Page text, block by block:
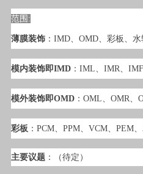
范围:
薄膜装饰 ：IMD、OMD、彩板、
模内装饰即IMD ：IML、IMR、IMF
模外装饰即OMD ：OML、OMR、
彩板 ：PCM、PPM、VCM、PEM
主要议题 ：（待定）